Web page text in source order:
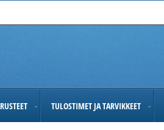
TULOSTIMET JA TARVIKKEET